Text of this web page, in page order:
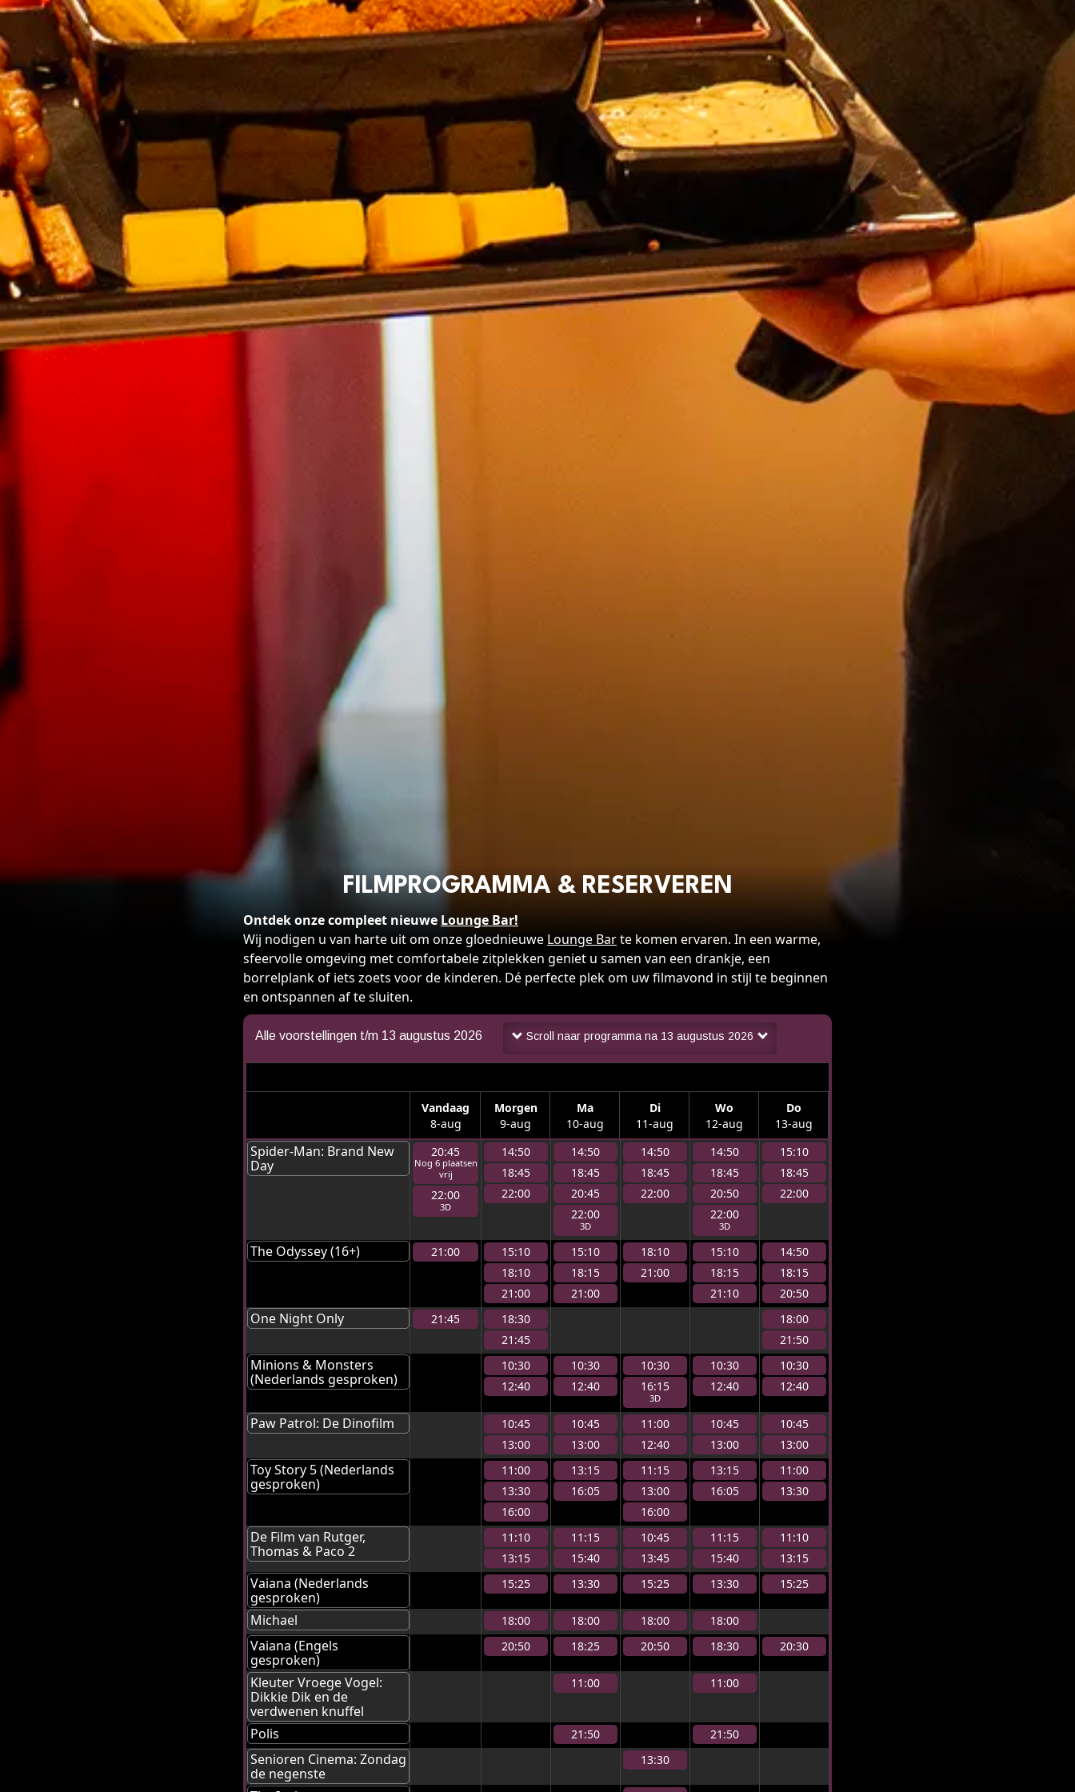
FILMPROGRAMMA & RESERVEREN
Ontdek onze compleet nieuwe Lounge Bar!
Wij nodigen u van harte uit om onze gloednieuwe Lounge Barte komen ervaren. In een warme,
sfeervolle omgeving met comfortabele zitplekken geniet u samen van een drankje, een
borrelplank of iets zoets voor de kinderen. Dé perfecte plek om uw filmavond in stijl te beginnen
en ontspannen af te sluiten.
Alle voorstellingen t/m 13 augustus 2026 Scroll naar programma na 13 augustus 2026
Vandaag
8-aug
Morgen
9-aug
Ma
10-aug
Di
11-aug
Wo
12-aug
Do
13-aug
Spider-Man: Brand New
Day
20:45
Nog 6plaatsen
vrij
22:00
14:50
18:45
22:00
14:50
18:45
20:45
22:00
14:50
18:45
22:00
14:50
18:45
20:50
22:00
15:10
18:45
22:00
The Odyssey (16+) 21:00
15:10
18:10
21:00
15:10
18:15
21:00
18:10
21:00
15:10
18:15
21:10
14:50
18:15
20:50
One Night Only 21:45
18:30
21:45
18:00
21:50
Minions & Monsters
(Nederlands gesproken)
10:30
12:40
10:30
12:40
10:30
16:15
10:30
12:40
10:30
12:40
Paw Patrol: De Dinofilm
10:45
13:00
10:45
13:00
11:00
12:40
10:45
13:00
10:45
13:00
Toy Story 5 (Nederlands
gesproken)
11:00
13:30
16:00
13:15
16:05
11:15
13:00
16:00
13:15
16:05
11:00
13:30
De Film van Rutger,
Thomas & Paco 2
11:10
13:15
11:15
15:40
10:45
13:45
11:15
15:40
11:10
13:15
Vaiana (Nederlands
gesproken)
15:25 13:30 15:25 13:30 15:25
Michael 18:00 18:00 18:00 18:00
Vaiana (Engels
gesproken)
20:50 18:25 20:50 18:30 20:30
Kleuter Vroege Vogel:
Dikkie Dik en de
verdwenen knuffel
11:00 11:00
Polis 21:50 21:50
Senioren Cinema: Zondag
de negenste
13:30